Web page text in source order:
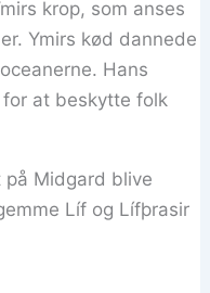
krop, som anses
Ymirs kød dannede
Hans
at beskytte folk
Midgard blive
Líf og Lífþrasir